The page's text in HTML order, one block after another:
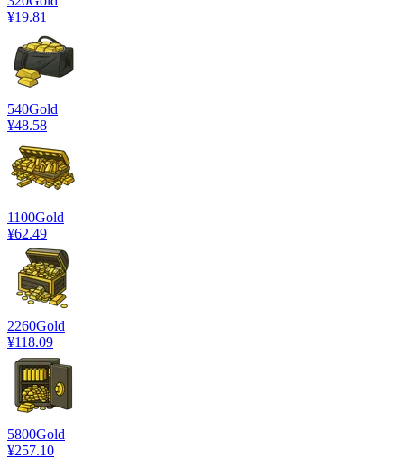
¥19.81
540Gold
¥48.58
1100Gold
¥62.49
2260Gold
¥118.09
5800Gold
¥257.10